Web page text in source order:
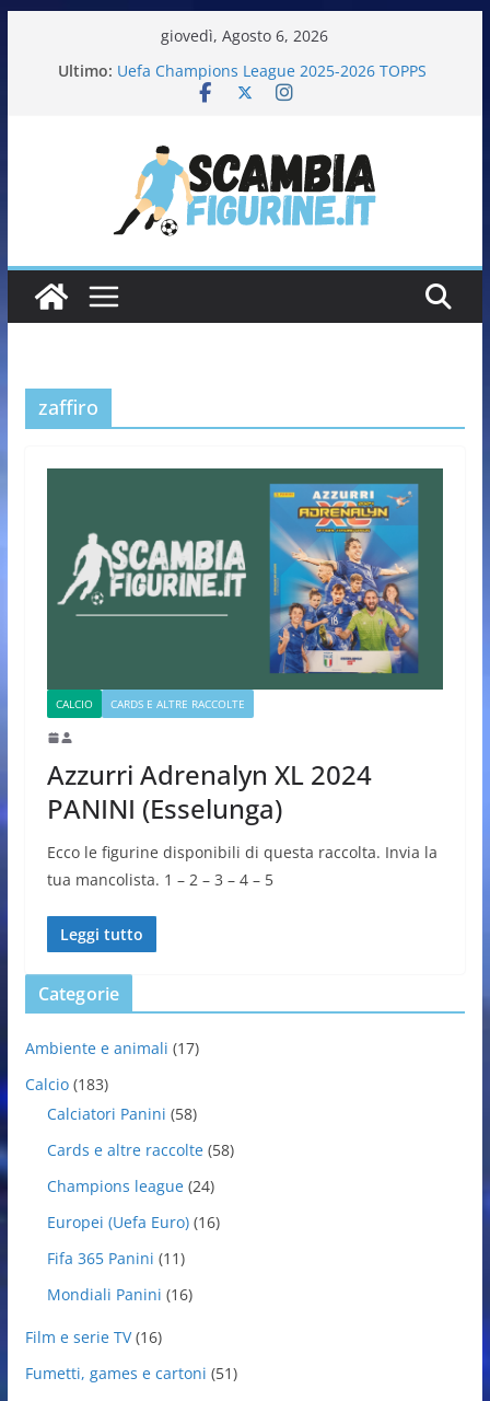
giovedì, Agosto 6, 2026
Ultimo: Uefa Champions League 2025-2026 TOPPS
Fifa World Cup 2026 PANINI
Calciatori Serie B BKT 2025-2026 PANINI
zaffiro
CALCIO CARDS E ALTRE RACCOLTE
Azzurri Adrenalyn XL 2024
PANINI (Esselunga)
Ecco le figurine disponibili di questa raccolta. Invia la
tua mancolista. 1 – 2 – 3 – 4 – 5
Leggi tutto
Categorie
Ambiente e animali (17)
Calcio(183)
Calciatori Panini (58)
Cards e altre raccolte(58)
Champions league(24)
Europei (Uefa Euro)(16)
Fifa 365 Panini (11)
Mondiali Panini (16)
Film e serie TV(16)
Fumetti, games e cartoni (51)